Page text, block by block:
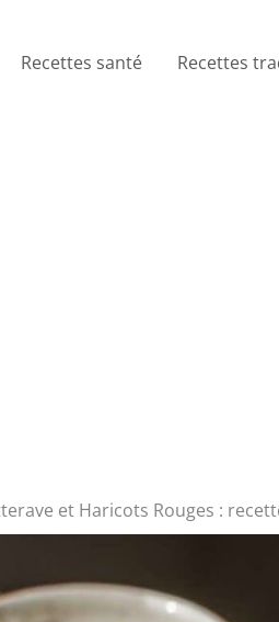
Recettes santé Recettes
et Haricots Rouges :